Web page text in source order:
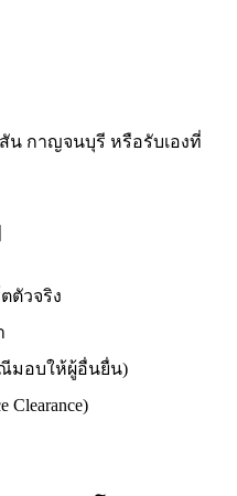
น กาญจนบุรี หรือรับเองที่
ตัวจริง
มอบให้ผู้อื่นยื่น)